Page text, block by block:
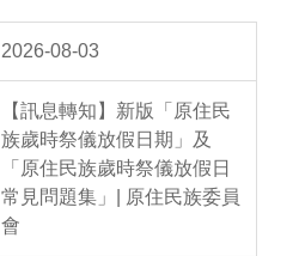
2026-08-03
【訊息轉知】新版「原住民
族歲時祭儀放假日期」及
「原住民族歲時祭儀放假日
常見問題集」| 原住民族委員
會